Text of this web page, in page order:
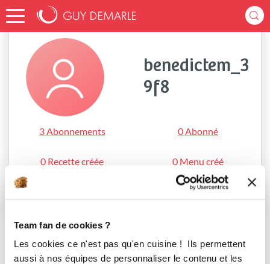
Team fan de cookies ?
Les cookies ce n'est pas qu'en cuisine ! Ils permettent
aussi à nos équipes de personnaliser le contenu et les
Accueil benedictem_39f8
benedictem_3
9f8
3 Abonnements 0 Abonné
0 Recette créée 0 Menu créé